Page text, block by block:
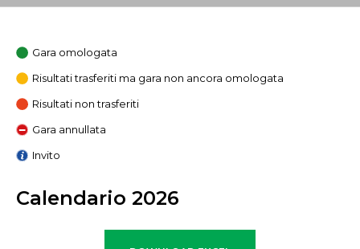
Gara omologata
Risultati trasferiti ma gara non ancora omologata
Risultati non trasferiti
Gara annullata
Invito
Calendario 2026